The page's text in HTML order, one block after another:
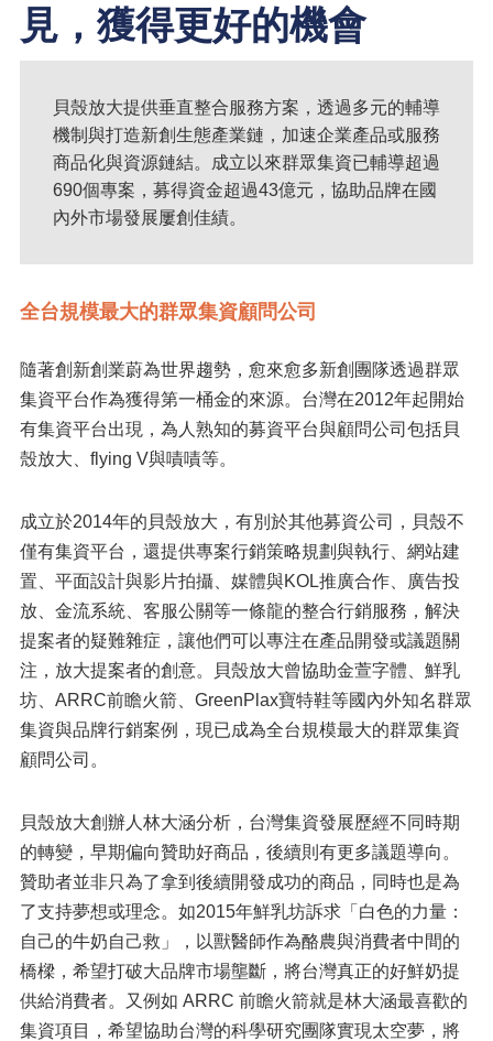
見，獲得更好的機會
貝殼放大提供垂直整合服務方案，透過多元的輔導
機制與打造新創生態產業鏈，加速企業產品或服務
商品化與資源鏈結。成立以來群眾集資已輔導超過
690個專案，募得資金超過43億元，協助品牌在國
內外市場發展屢創佳績。
全台規模最大的群眾集資顧問公司
隨著創新創業蔚為世界趨勢，愈來愈多新創團隊透過群眾
集資平台作為獲得第一桶金的來源。台灣在2012年起開始
有集資平台出現，為人熟知的募資平台與顧問公司包括貝
殼放大、flying V與嘖嘖等。
成立於2014年的貝殼放大，有別於其他募資公司，貝殼不
僅有集資平台，還提供專案行銷策略規劃與執行、網站建
置、平面設計與影片拍攝、媒體與KOL推廣合作、廣告投
放、金流系統、客服公關等一條龍的整合行銷服務，解決
提案者的疑難雜症，讓他們可以專注在產品開發或議題關
注，放大提案者的創意。貝殼放大曾協助金萱字體、鮮乳
坊、ARRC前瞻火箭、GreenPlax寶特鞋等國內外知名群眾
集資與品牌行銷案例，現已成為全台規模最大的群眾集資
顧問公司。
貝殼放大創辦人林大涵分析，台灣集資發展歷經不同時期
的轉變，早期偏向贊助好商品，後續則有更多議題導向。
贊助者並非只為了拿到後續開發成功的商品，同時也是為
了支持夢想或理念。如2015年鮮乳坊訴求「白色的力量：
自己的牛奶自己救」，以獸醫師作為酪農與消費者中間的
橋樑，希望打破大品牌市場壟斷，將台灣真正的好鮮奶提
供給消費者。又例如 ARRC 前瞻火箭就是林大涵最喜歡的
集資項目，希望協助台灣的科學研究團隊實現太空夢，將